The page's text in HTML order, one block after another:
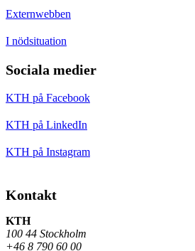
Externwebben
I nödsituation
Sociala medier
KTH på Facebook
KTH på LinkedIn
KTH på Instagram
Kontakt
KTH
100 44 Stockholm
+46 8 790 60 00